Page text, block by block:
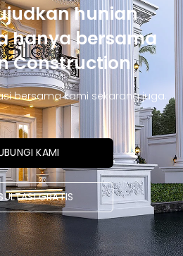
hunian
hanya bersama
Construction
bersama kami sekarang juga.
KAMI
GRATIS